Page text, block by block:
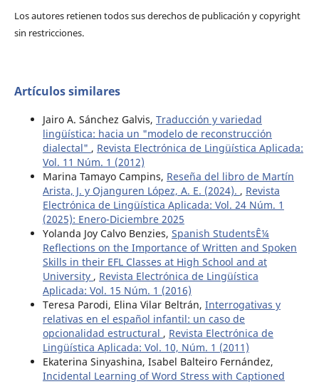
Los autores retienen todos sus derechos de publicación y copyright
sin restricciones.
Artículos similares
Jairo A. Sánchez Galvis, Traducción y variedad
lingüística: hacia un "modelo de reconstrucción
dialectal" , Revista Electrónica de Lingüística Aplicada:
Vol. 11 Núm. 1 (2012)
Marina Tamayo Campins, Reseña del libro de Martín
Arista, J. y Ojanguren López, A. E. (2024). , Revista
Electrónica de Lingüística Aplicada: Vol. 24 Núm. 1
(2025): Enero-Diciembre 2025
Yolanda Joy Calvo Benzies, Spanish StudentsÊ¼
Reflections on the Importance of Written and Spoken
Skills in their EFL Classes at High School and at
University , Revista Electrónica de Lingüística
Aplicada: Vol. 15 Núm. 1 (2016)
Teresa Parodi, Elina Vilar Beltrán, Interrogativas y
relativas en el español infantil: un caso de
opcionalidad estructural , Revista Electrónica de
Lingüística Aplicada: Vol. 10, Núm. 1 (2011)
Ekaterina Sinyashina, Isabel Balteiro Fernández,
Incidental Learning of Word Stress with Captioned